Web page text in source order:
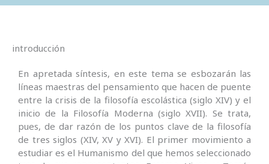
introducción
En apretada síntesis, en este tema se esbozarán las
líneas maestras del pensamiento que hacen de puente
entre la crisis de la filosofía escolástica (siglo XIV) y el
inicio de la Filosofía Moderna (siglo XVII). Se trata,
pues, de dar razón de los puntos clave de la filosofía
de tres siglos (XIV, XV y XVI). El primer movimiento a
estudiar es el Humanismo del que hemos seleccionado